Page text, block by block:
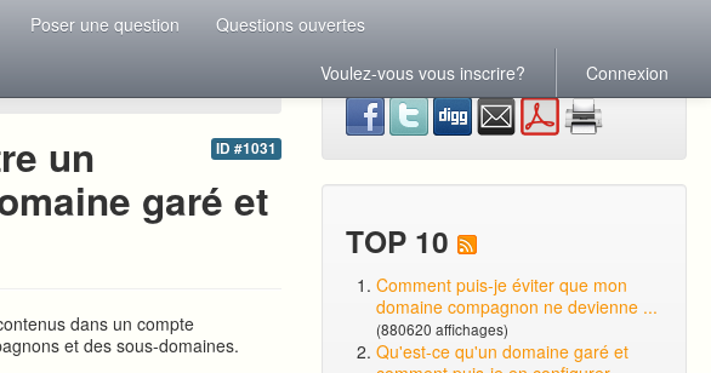
Poser une question
Questions ouvertes
Voulez-vous vous inscrire?
Connexion
ID #1031
un
garé et
dans un compte
et des sous-domaines.
TOP 10
Comment puis-je éviter que mon
domaine compagnon ne devienne ...
(880620 affichages)
Qu'est-ce qu'un domaine garé et